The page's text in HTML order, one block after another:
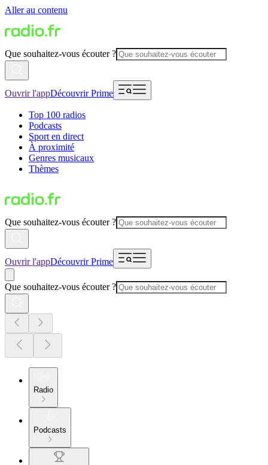
Aller au contenu
Que souhaitez-vous écouter ?
Ouvrir l'appDécouvrir Prime
Top 100 radios
Podcasts
Sport en direct
À proximité
Genres musicaux
Thèmes
Que souhaitez-vous écouter ?
Ouvrir l'appDécouvrir Prime
Que souhaitez-vous écouter ?
Radio
Podcasts